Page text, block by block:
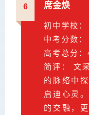
6 席金焕
初中学校：
中考分数
高考总分
简评： 文
的脉络中
启迪心灵
的交融，